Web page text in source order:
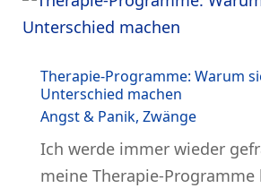
Therapie-Programme: Warum
Unterschied machen
Angst & Panik, Zwänge
Ich werde immer wieder
meine Therapie-Programme